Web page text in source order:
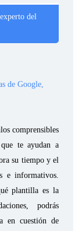
del
de Google,
comprensibles
te ayudan a
su tiempo y el
e informativos.
plantilla es la
podrás
en cuestión de